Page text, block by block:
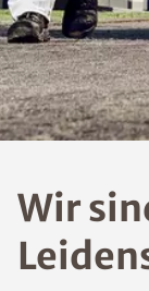
Wir